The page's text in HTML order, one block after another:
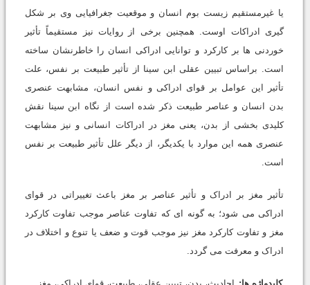
یا غیرمستقیم زیست بوم انسان و موقعیت جغرافیایی وی بر شکل
گیری ادراکات اوست. همچنین برخی از روایات نیز مستقیماً تأثیر
خوردنی ها بر کارکرد و توانایی ادراکی انسان را خاطرنشان ساخته
است. براساس تبیین عقلی ابن سینا از تأثیر طبیعت بر نفس، علت
تأثیر این عوامل بر قوای ادراکی و نفس انسان، مشابهت عنصری
بدن انسان و عناصر طبیعت ذکر شده است از نگاه ابن سینا نقش
کلیدی بخشی از بدن، یعنی مغز در ادراکات انسانی و نیز مشابهت
عنصری همه این موارد با یکدیگر، از دیگر علل تأثیر طبیعت بر نفس
است.
تأثیر مغز بر ادراک و تأثیر عناصر بر مغز باعث تغییراتی در قوای
ادراکی می شود؛ به گونه ای که تفاوت عناصر موجب تفاوت کارکرد
مغز و تفاوت کارکرد مغز نیز موجب قوت و ضعف یا تنوع و اختلاف در
ادراک و معرفت می گردد.